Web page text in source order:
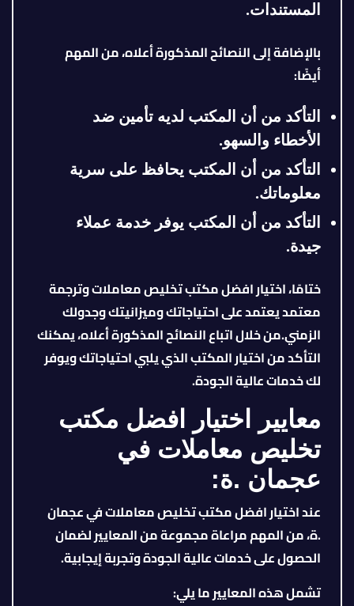
المستندات.
بالإضافة إلى النصائح المذكورة أعلاه، من المهم
أيضًا:
التأكد من أن المكتب لديه تأمين ضد
الأخطاء والسهو.
التأكد من أن المكتب يحافظ على سرية
معلوماتك.
التأكد من أن المكتب يوفر خدمة عملاء
جيدة.
ختامًا، اختيار افضل مكتب تخليص معاملات وترجمة
معتمد يعتمد على احتياجاتك وميزانيتك وجدولك
الزمني.من خلال اتباع النصائح المذكورة أعلاه، يمكنك
التأكد من اختيار المكتب الذي يلبي احتياجاتك ويوفر
لك خدمات عالية الجودة.
معايير اختيار افضل مكتب
تخليص معاملات في
عجمان .ة:
عند اختيار افضل مكتب تخليص معاملات في عجمان
.ة، من المهم مراعاة مجموعة من المعايير لضمان
الحصول على خدمات عالية الجودة وتجربة إيجابية.
تشمل هذه المعايير ما يلي: